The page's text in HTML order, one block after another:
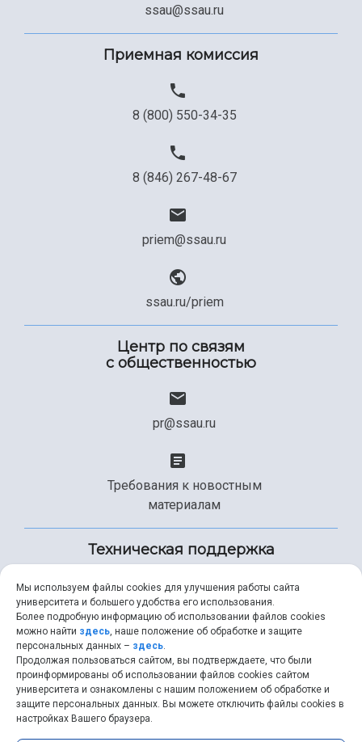
ssau@ssau.ru
Приемная комиссия
8 (800) 550-34-35
8 (846) 267-48-67
priem@ssau.ru
ssau.ru/priem
Центр по связям
с общественностью
pr@ssau.ru
Требования к новостным
материалам
Техническая поддержка
+7 (846) 267-49-99
help@ssau.ru
Мы используем файлы cookies для улучшения работы сайта
университета и большего удобства его использования.
Более подробную информацию об использовании файлов cookies
можно найти здесь, наше положение об обработке и защите
персональных данных – здесь.
Продолжая пользоваться сайтом, вы подтверждаете, что были
проинформированы об использовании файлов cookies сайтом
университета и ознакомлены с нашим положением об обработке и
защите персональных данных. Вы можете отключить файлы cookies в
настройках Вашего браузера.